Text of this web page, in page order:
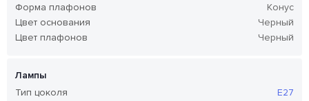
Форма плафонов
Конус
Цвет основания
Черный
Цвет плафонов
Черный
Лампы
Тип цоколя
E27